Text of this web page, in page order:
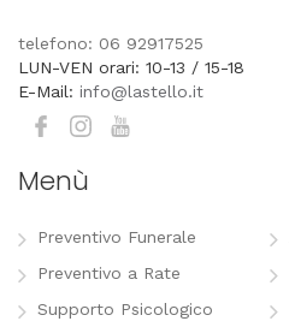
telefono: 06 92917525
LUN-VEN orari: 10-13 / 15-18
E-Mail: info@lastello.it
Menù
Preventivo Funerale
Preventivo a Rate
Supporto Psicologico